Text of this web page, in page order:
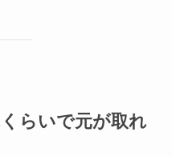
らいで元が取れ